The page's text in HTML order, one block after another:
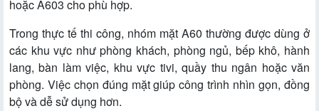
hoặc A603 cho phù hợp.
Trong thực tế thi công, nhóm mặt A60 thường được dùng ở
các khu vực như phòng khách, phòng ngủ, bếp khô, hành
lang, bàn làm việc, khu vực tivi, quầy thu ngân hoặc văn
phòng. Việc chọn đúng mặt giúp công trình nhìn gọn, đồng
bộ và dễ sử dụng hơn.